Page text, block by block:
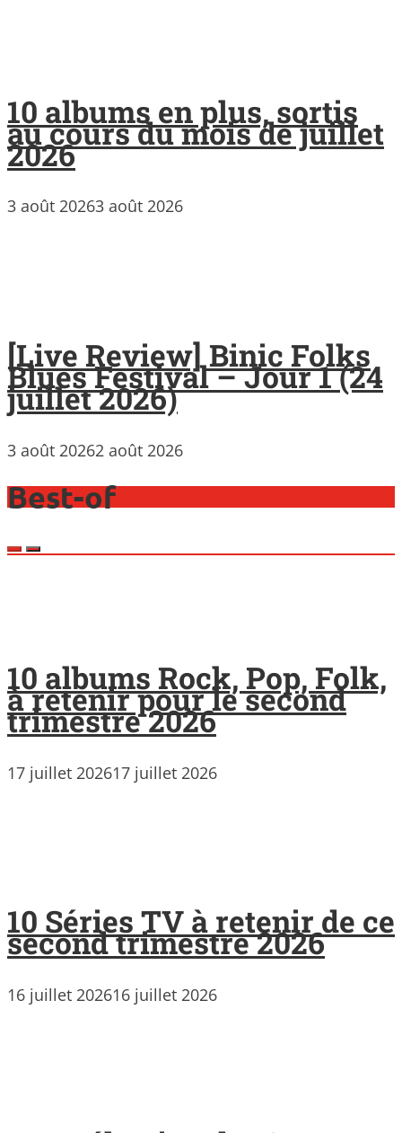
10 albums en plus, sortis
au cours du mois de juillet
2026
3 août 20263 août 2026
[Live Review] Binic Folks
Blues Festival – Jour 1 (24
juillet 2026)
3 août 20262 août 2026
Best-of
10 albums Rock, Pop, Folk,
à retenir pour le second
trimestre 2026
17 juillet 202617 juillet 2026
10 Séries TV à retenir de ce
second trimestre 2026
16 juillet 202616 juillet 2026